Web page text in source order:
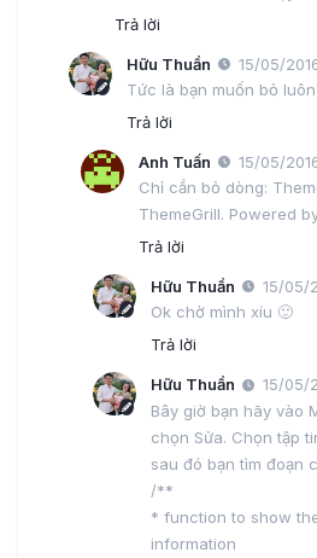
Trả lời
Hữu Thuần
15/05/
Tức là bạn muốn bỏ
Trả lời
Anh Tuấn
15/05/
Chỉ cần bỏ dòng:
ThemeGrill. Powered
Trả lời
Hữu Thuần
15/05/
Ok chờ mình xíu 🙂
Trả lời
Hữu Thuần
15/05/
Bây giờ bạn hãy vào
chọn Sửa. Chọn tập
sau đó bạn tìm đoạn
/**
* function to show
information